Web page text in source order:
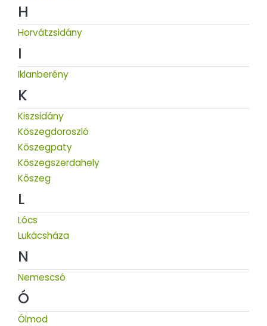
H
Horvátzsidány
I
Iklanberény
K
Kiszsidány
Kőszegdoroszló
Kőszegpaty
Kőszegszerdahely
Kőszeg
L
Lócs
Lukácsháza
N
Nemescsó
Ó
Ólmod